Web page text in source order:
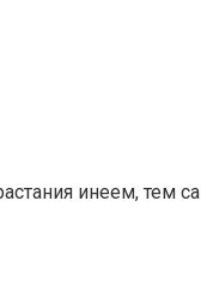
инеем, тем